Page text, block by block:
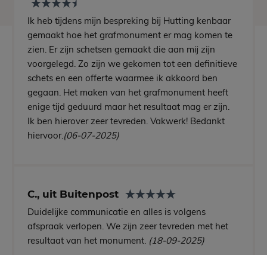
Ik heb tijdens mijn bespreking bij Hutting kenbaar
gemaakt hoe het grafmonument er mag komen te
zien. Er zijn schetsen gemaakt die aan mij zijn
voorgelegd. Zo zijn we gekomen tot een definitieve
schets en een offerte waarmee ik akkoord ben
gegaan. Het maken van het grafmonument heeft
enige tijd geduurd maar het resultaat mag er zijn.
Ik ben hierover zeer tevreden. Vakwerk! Bedankt
hiervoor.(06-07-2025)
C., uit Buitenpost
Duidelijke communicatie en alles is volgens
afspraak verlopen. We zijn zeer tevreden met het
resultaat van het monument. (18-09-2025)